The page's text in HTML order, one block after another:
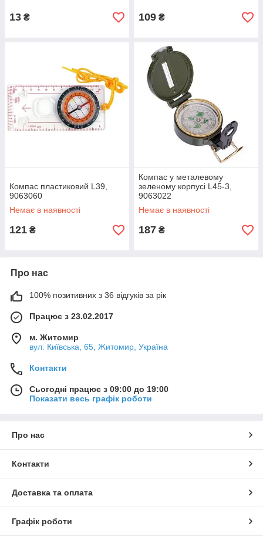
13 ₴ 109 ₴
Компас пластиковий L39,
9063060
Немає в наявності
121 ₴
Компас у металевому
зеленому корпусі L45-3,
9063022
Немає в наявності
187 ₴
Про нас
100% позитивних з 36 відгуків за рік
Працює з 23.02.2017
м. Житомир
вул. Київська, 65, Житомир, Україна
Контакти
Сьогодні працює з 09:00 до 19:00
Показати весь графік роботи
Про нас
Контакти
Доставка та оплата
Графік роботи